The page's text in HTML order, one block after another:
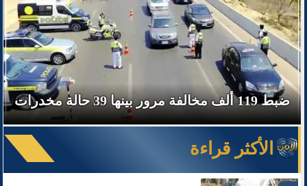
ضبط 119 ألف مخالفة مرور بينها 39 حالة مخدرات
الأكثر قراءة